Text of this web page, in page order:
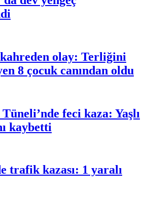
olay: Terliğini
8 çocuk canından oldu
feci kaza: Yaşlı
kaybetti
trafik kazası: 1 yaralı